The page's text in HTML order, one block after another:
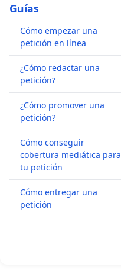
Guías
Cómo empezar una
petición en línea
¿Cómo redactar una
petición?
¿Cómo promover una
petición?
Cómo conseguir
cobertura mediática para
tu petición
Cómo entregar una
petición